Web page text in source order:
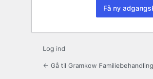
Log ind
← Gå til Gramkow Familiebehandling